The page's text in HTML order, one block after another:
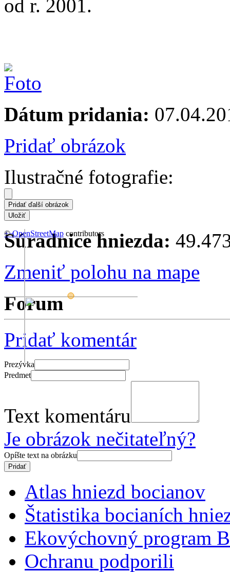
od r. 2001.
Dátum pridania:
Pridať obrázok
Ilustračné fotografie:
+−
©OpenStreetMap contributors
Súradnice hniezda:
Zmeniť polohu na mape
Forum
Pridať komentár
Prezývka
Predmet
Text komentáru
Je obrázok nečitateľný?
Opíšte text na obrázku
Atlas hniezd bocianov
Štatistika bocianích
Ekovýchovný program
Ochranu podporili